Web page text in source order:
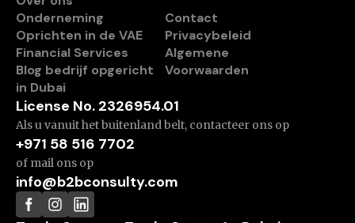
Onderneming
Oprichten in de VAE
Financial Services
Blog bedrijf opgericht
in Dubai
Contact
Privacybeleid
Algemene
Voorwaarden
License No. 2326954.01
Als u vanuit het buitenland belt, contacteer ons op
+971 58 516 7702
of mail ons op
info@b2bconsulty.com